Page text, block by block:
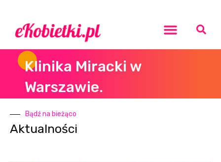
Klinika Miracki w
Warszawie.
Bądź na bieżąco
Aktualności